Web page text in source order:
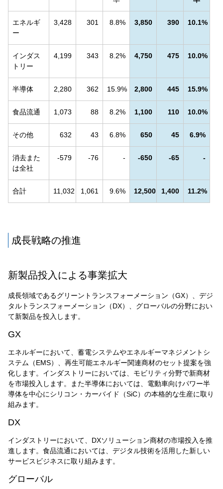
エネルギ
ー
3,428 301 8.8% 3,850 390 10.1%
インダス
トリー
4,199 343 8.2% 4,750 475 10.0%
半導体 2,280 362 15.9% 2,800 445 15.9%
食品流通 1,073 88 8.2% 1,100 110 10.0%
その他 632 43 6.8% 650 45 6.9%
消去また
は全社
-579 -76 - -650 -65 -
合計 11,032 1,061 9.6% 12,500 1,400 11.2%
成長戦略の推進
新製品投入による事業拡大
成長領域であるグリーントランスフォーメーション（GX）、デジ
タルトランスフォーメーション（DX）、グローバルの分野におい
て新製品を投入します。
GX
エネルギーにおいて、蓄電システムやエネルギーマネジメントシ
ステム（EMS）、再生可能エネルギー関連商材のセット提案を強
化します。インダストリーにおいては、モビリティ分野で新商材
を市場投入します。また半導体においては、電動車向けパワー半
導体を中心にシリコン・カーバイド（SiC）の本格的な生産に取り
組みます。
DX
インダストリーにおいて、DXソリューション商材の市場投入を推
進します。食品流通においては、デジタル技術を活用した新しい
サービスビジネスに取り組みます。
グローバル